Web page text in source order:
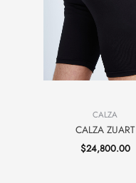
CALZA
CALZA ZUART
$24,800.00